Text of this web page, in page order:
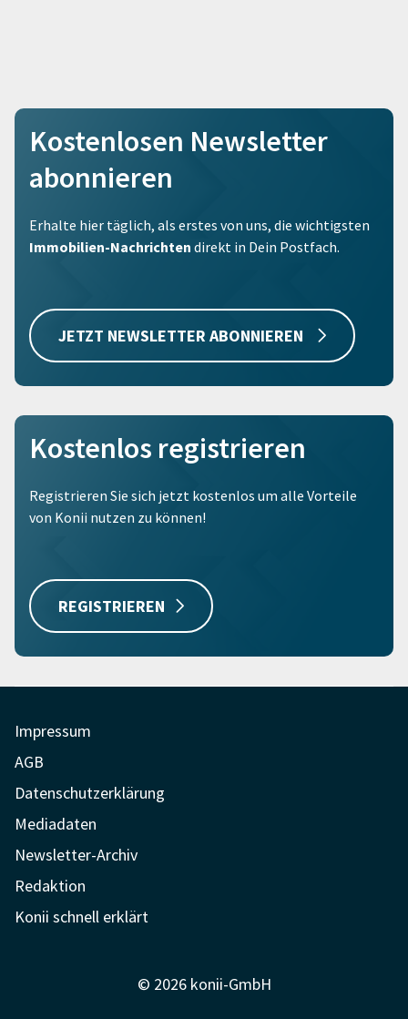
Kostenlosen Newsletter
abonnieren
Erhalte hier täglich, als erstes von uns, die wichtigsten
Immobilien-Nachrichten direkt in Dein Postfach.
JETZT NEWSLETTER ABONNIEREN
Kostenlos registrieren
Registrieren Sie sich jetzt kostenlos um alle Vorteile
von Konii nutzen zu können!
REGISTRIEREN
Impressum
AGB
Datenschutzerklärung
Mediadaten
Newsletter-Archiv
Redaktion
Konii schnell erklärt
© 2026 konii-GmbH